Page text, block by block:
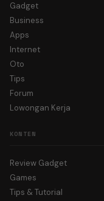
Gadget
Business
Apps
Internet
Oto
Tips
Forum
Lowongan Kerja
KONTEN
Review Gadget
Games
Tips & Tutorial